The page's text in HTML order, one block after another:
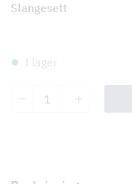
Slangesett
I lager
Fritthengende